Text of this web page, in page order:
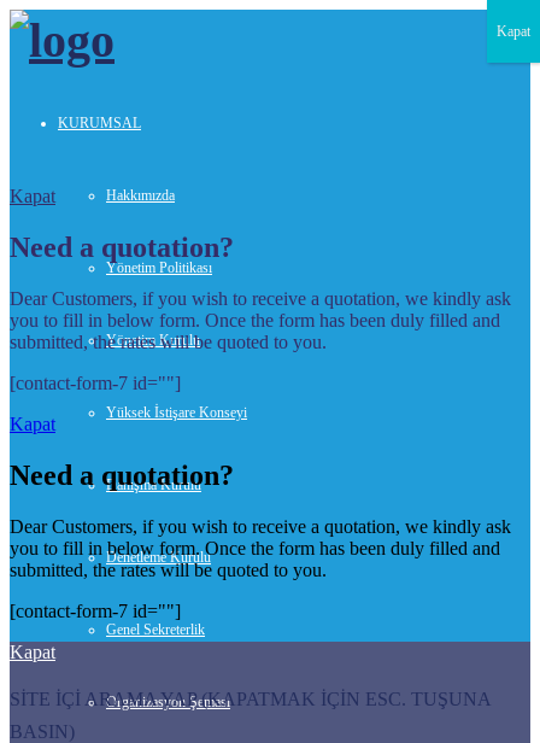
KURUMSAL
Hakkımızda
Yönetim Politikası
Yönetim Kurulu
Yüksek İstişare Konseyi
Danışma Kurulu
Denetleme Kurulu
Genel Sekreterlik
Organizasyon Şeması
Kapat
Need a quotation?
Dear Customers, if you wish to receive a quotation, we kindly ask
you to fill in below form. Once the form has been duly filled and
submitted, the rates will be quoted to you.
[contact-form-7 id=""]
Kapat
Need a quotation?
Dear Customers, if you wish to receive a quotation, we kindly ask
you to fill in below form. Once the form has been duly filled and
submitted, the rates will be quoted to you.
[contact-form-7 id=""]
Kapat
SİTE İÇİ ARAMA YAP (KAPATMAK İÇİN ESC. TUŞUNA
BASIN)
Kapat